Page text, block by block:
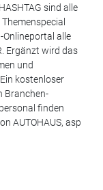
sind alle
alle
Ergänzt wird das
und
kostenloser
Branchen-
finden
AUTOHAUS, asp